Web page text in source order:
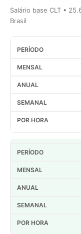
Salário base CLT •
Brasil